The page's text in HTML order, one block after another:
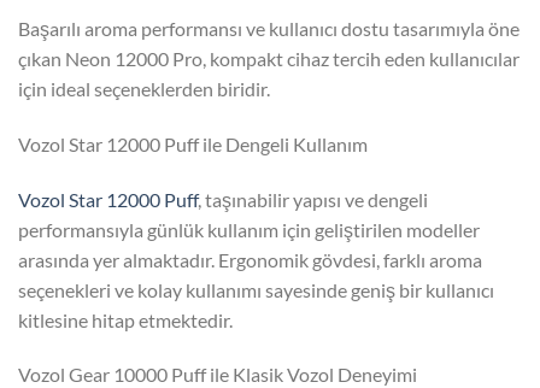
Başarılı aroma performansı ve kullanıcı dostu tasarımıyla öne
çıkan Neon 12000 Pro, kompakt cihaz tercih eden kullanıcılar
için ideal seçeneklerden biridir.
Vozol Star 12000 Puff ile Dengeli Kullanım
Vozol Star 12000 Puff, taşınabilir yapısı ve dengeli
performansıyla günlük kullanım için geliştirilen modeller
arasında yer almaktadır. Ergonomik gövdesi, farklı aroma
seçenekleri ve kolay kullanımı sayesinde geniş bir kullanıcı
kitlesine hitap etmektedir.
Vozol Gear 10000 Puff ile Klasik Vozol Deneyimi